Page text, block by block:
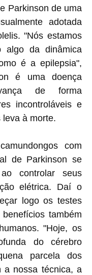
Parkinson de uma
adotada
"Nós estamos
algo da dinâmica
é a epilepsia",
é uma doença
de forma
incontroláveis e
à morte.
com
de Parkinson se
controlar seus
elétrica. Daí o
logo os testes
também
"Hoje, os
do cérebro
parcela dos
a nossa técnica, a